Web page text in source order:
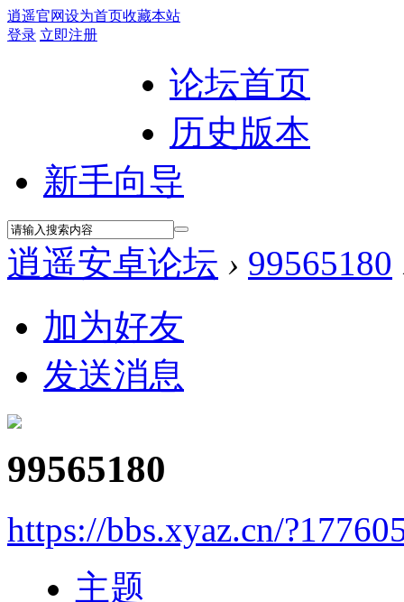
逍遥官网设为首页收藏本站
登录 立即注册
论坛首页
历史版本
新手向导
逍遥安卓论坛 › 99565180
加为好友
发送消息
99565180
https://bbs.xyaz.cn/
主题